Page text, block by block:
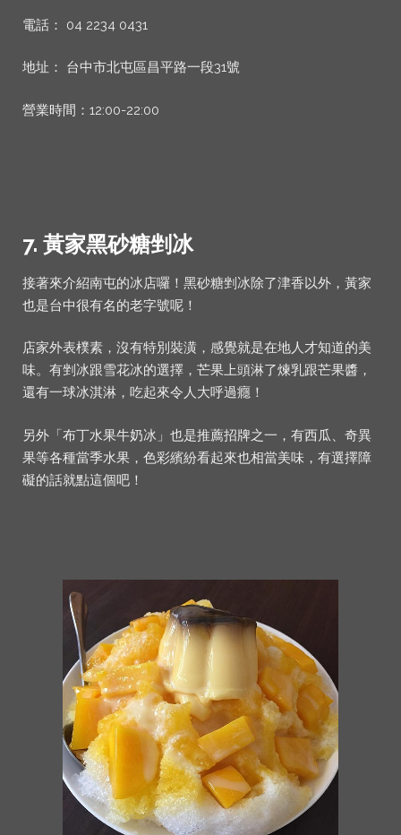
電話： 04 2234 0431
地址： 台中市北屯區昌平路一段31號
營業時間：12:00-22:00
7. 黃家黑砂糖剉冰
接著來介紹南屯的冰店囉！黑砂糖剉冰除了津香以外，黃家
也是台中很有名的老字號呢！
店家外表樸素，沒有特別裝潢，感覺就是在地人才知道的美
味。有剉冰跟雪花冰的選擇，芒果上頭淋了煉乳跟芒果醬，
還有一球冰淇淋，吃起來令人大呼過癮！
另外「布丁水果牛奶冰」也是推薦招牌之一，有西瓜、奇異
果等各種當季水果，色彩繽紛看起來也相當美味，有選擇障
礙的話就點這個吧！